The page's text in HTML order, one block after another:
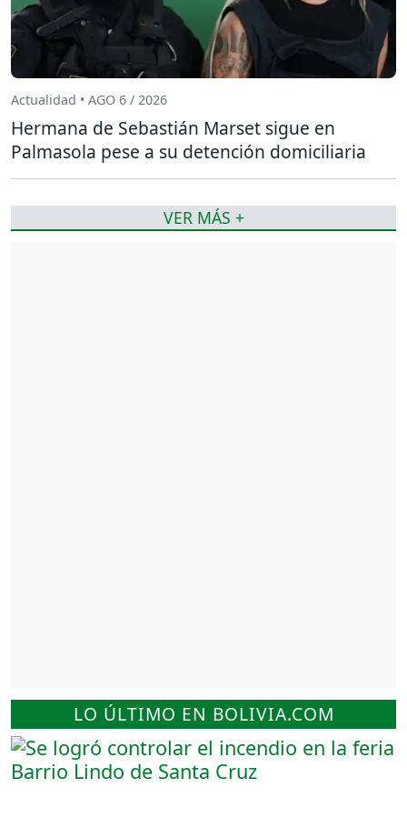
LO ÚLTIMO EN BOLIVIA.COM
Actualidad • AGO 6 / 2026
Hermana de Sebastián Marset sigue en
Palmasola pese a su detención domiciliaria
VER MÁS +